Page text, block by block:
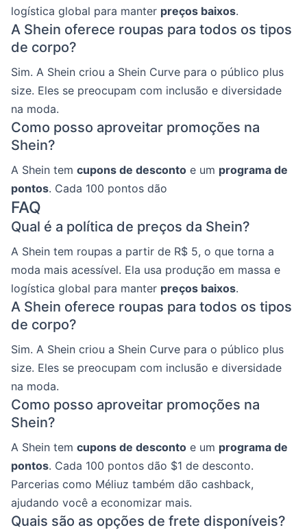
logística global para manter preços baixos.
A Shein oferece roupas para todos os tipos
de corpo?
Sim. A Shein criou a Shein Curve para o público plus
size. Eles se preocupam com inclusão e diversidade
na moda.
Como posso aproveitar promoções na
Shein?
A Shein tem cupons de desconto e um programa de
pontos. Cada 100 pontos dão
FAQ
Qual é a política de preços da Shein?
A Shein tem roupas a partir de R$ 5, o que torna a
moda mais acessível. Ela usa produção em massa e
logística global para manter preços baixos.
A Shein oferece roupas para todos os tipos
de corpo?
Sim. A Shein criou a Shein Curve para o público plus
size. Eles se preocupam com inclusão e diversidade
na moda.
Como posso aproveitar promoções na
Shein?
A Shein tem cupons de desconto e um programa de
pontos. Cada 100 pontos dão $1 de desconto.
Parcerias como Méliuz também dão cashback,
ajudando você a economizar mais.
Quais são as opções de frete disponíveis?